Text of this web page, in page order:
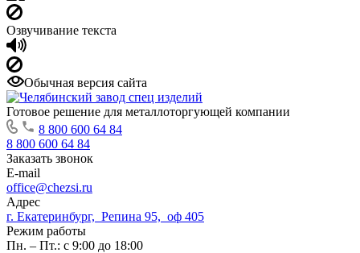
Озвучивание текста
Обычная версия сайта
Готовое решение для металлоторгующей компании
8 800 600 64 84
8 800 600 64 84
Заказать звонок
E-mail
office@chezsi.ru
Адрес
г. Екатеринбург, Репина 95, оф 405
Режим работы
Пн. – Пт.: с 9:00 до 18:00